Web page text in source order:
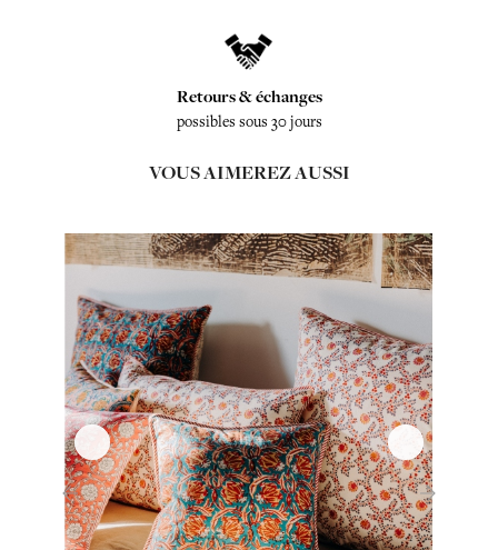
Retours & échanges
possibles sous 30 jours
VOUS AIMEREZ AUSSI
‹ ›